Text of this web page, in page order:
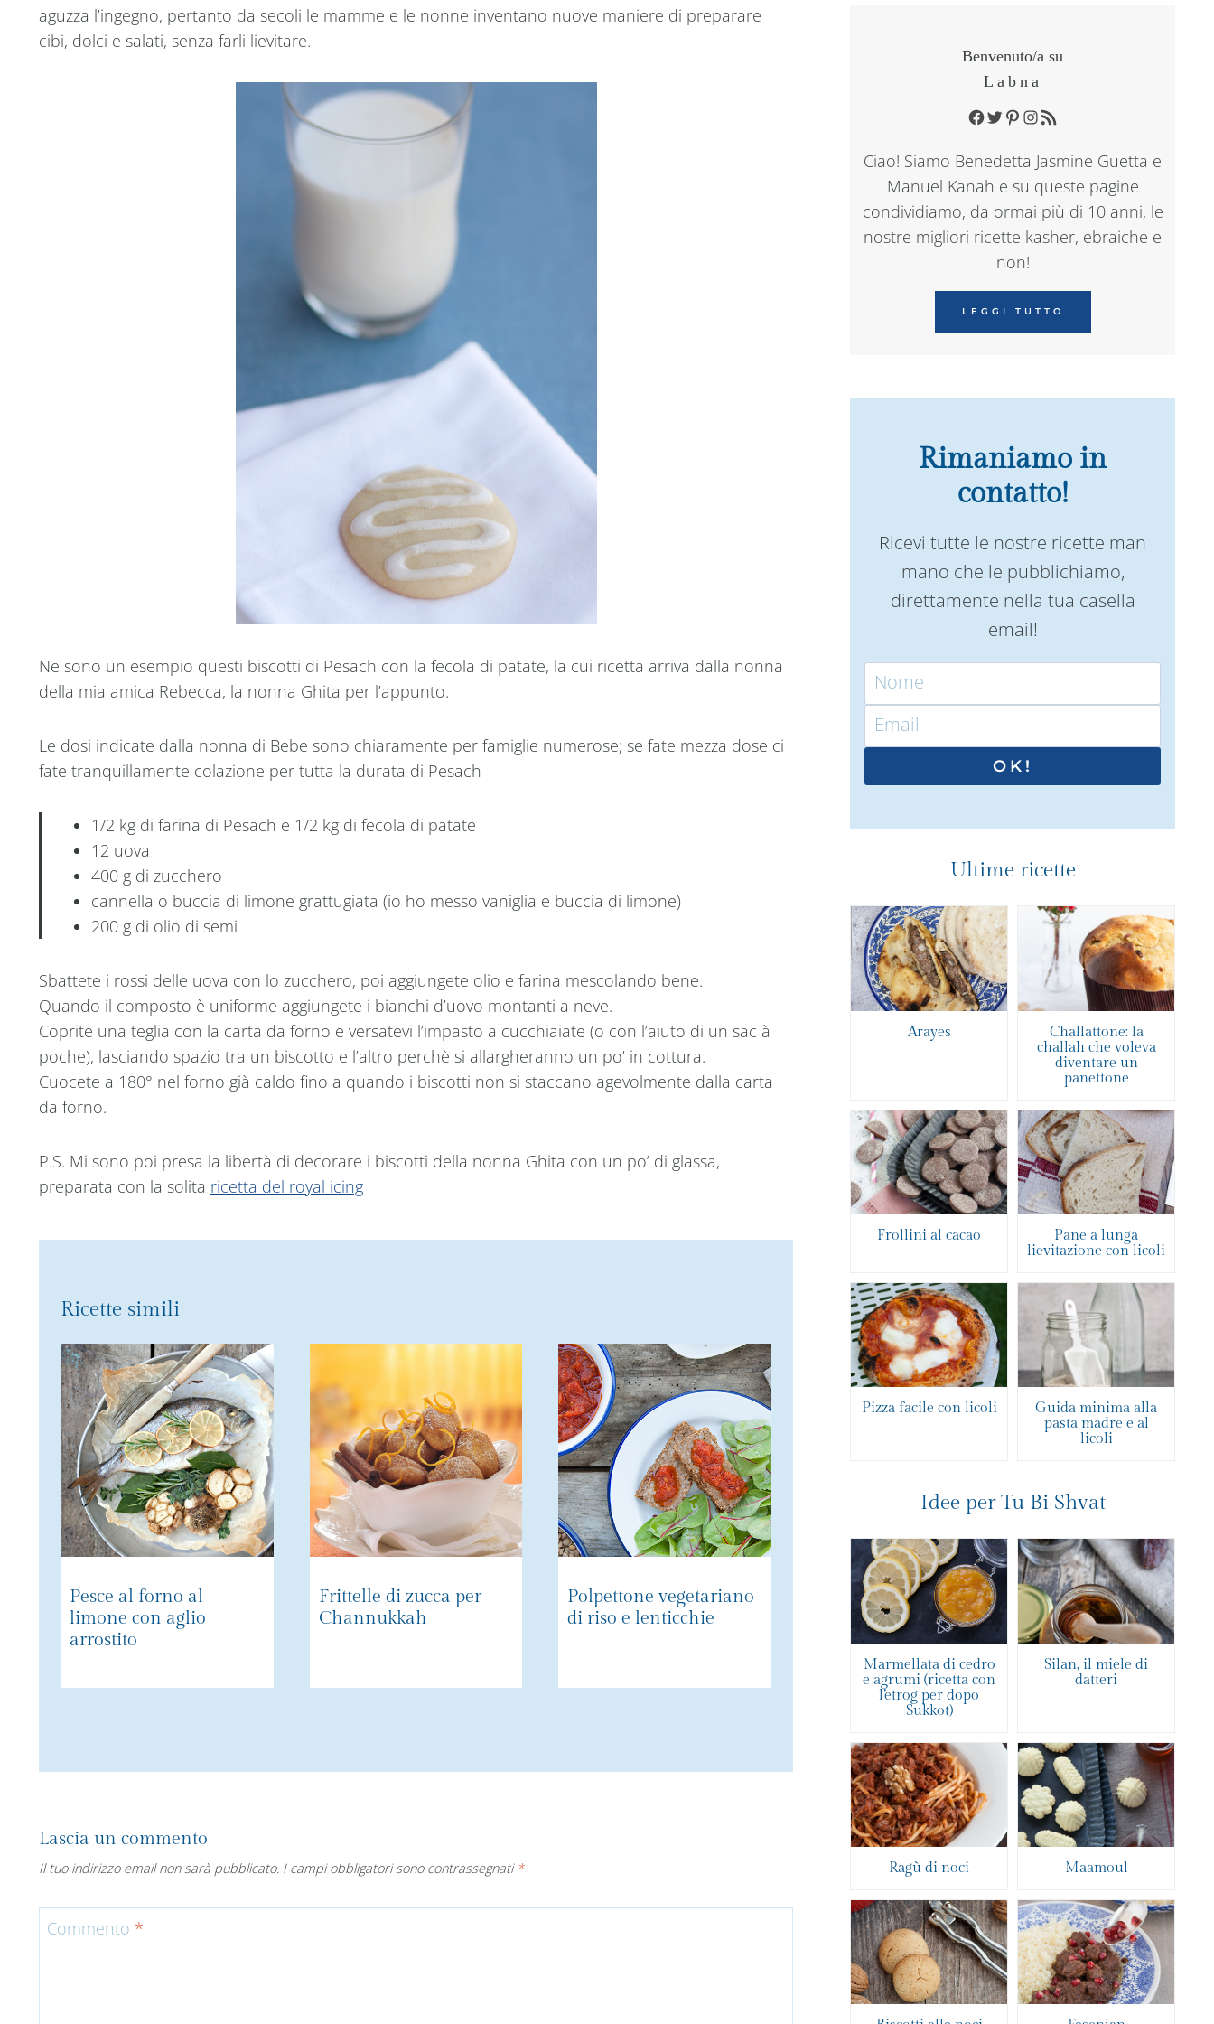
aguzza l’ingegno, pertanto da secoli le mamme e le nonne inventano nuove maniere di preparare
cibi, dolci e salati, senza farli lievitare.
Ne sono un esempio questi biscotti di Pesach con la fecola di patate, la cui ricetta arriva dalla nonna
della mia amica Rebecca, la nonna Ghita per l’appunto.
Le dosi indicate dalla nonna di Bebe sono chiaramente per famiglie numerose; se fate mezza dose ci
fate tranquillamente colazione per tutta la durata di Pesach
1/2 kg di farina di Pesach e 1/2 kg di fecola di patate
12 uova
400 g di zucchero
cannella o buccia di limone grattugiata (io ho messo vaniglia e buccia di limone)
200 g di olio di semi
Sbattete i rossi delle uova con lo zucchero, poi aggiungete olio e farina mescolando bene.
Quando il composto è uniforme aggiungete i bianchi d’uovo montanti a neve.
Coprite una teglia con la carta da forno e versatevi l’impasto a cucchiaiate (o con l’aiuto di un sac à
poche), lasciando spazio tra un biscotto e l’altro perchè si allargheranno un po’ in cottura.
Cuocete a 180° nel forno già caldo fino a quando i biscotti non si staccano agevolmente dalla carta
da forno.
P.S. Mi sono poi presa la libertà di decorare i biscotti della nonna Ghita con un po’ di glassa,
preparata con la solita ricetta del royal icing
Ricette simili
Pesce al forno al
limone con aglio
arrostito
Frittelle di zucca per
Channukkah
Polpettone vegetariano
di riso e lenticchie
Lascia un commento
Il tuo indirizzo email non sarà pubblicato. I campi obbligatori sono contrassegnati *
Commento *
Benvenuto/a su
Labna
Facebook
TwitterPinterest
Instagram
RSS Feed
Ciao! Siamo Benedetta Jasmine Guetta e
Manuel Kanah e su queste pagine
condividiamo, da ormai più di 10 anni, le
nostre migliori ricette kasher, ebraiche e
non!
LEGGI TUTTO
Rimaniamo in
contatto!
Ricevi tutte le nostre ricette man
mano che le pubblichiamo,
direttamente nella tua casella
email!
OK!
Ultime ricette
Arayes
Challattone: la
challah che voleva
diventare un
panettone
Frollini al cacao
Pane a lunga
lievitazione con licoli
Pizza facile con licoli
Guida minima alla
pasta madre e al
licoli
Idee per Tu Bi Shvat
Marmellata di cedro
e agrumi (ricetta con
l’etrog per dopo
Sukkot)
Silan, il miele di
datteri
Ragù di noci Maamoul